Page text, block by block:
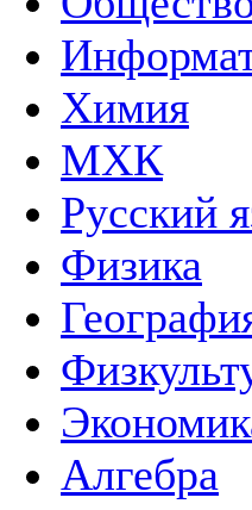
Химия
МХК
Русский
Физика
Алгебра